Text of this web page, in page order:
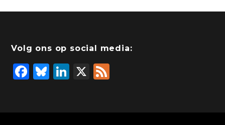
Volg ons op social media:
F
Bl
Li X